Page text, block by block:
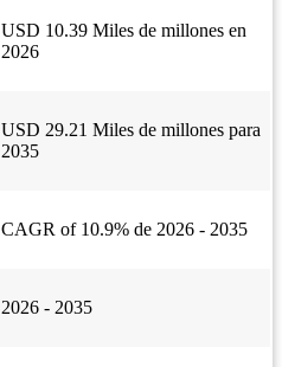
USD 10.39 Miles de millones en
2026
USD 29.21 Miles de millones para
2035
CAGR of 10.9% de 2026 - 2035
2026 - 2035